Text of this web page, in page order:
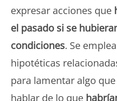
expresar acciones que
el pasado si se
condiciones. Se
hipotéticas
para lamentar algo
hablar de lo que